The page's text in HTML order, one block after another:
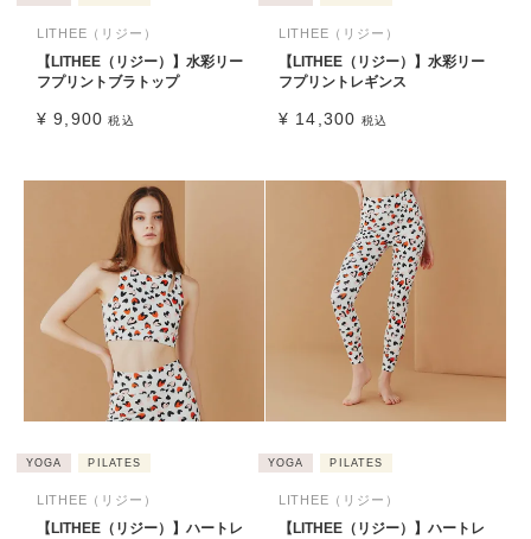
LITHEE（リジー）
【LITHEE（リジー）】水彩リー
フプリントブラトップ
¥ 9,900 税込
LITHEE（リジー）
【LITHEE（リジー）】水彩リー
フプリントレギンス
¥ 14,300 税込
YOGA PILATES
LITHEE（リジー）
【LITHEE（リジー）】ハートレ
YOGA PILATES
LITHEE（リジー）
【LITHEE（リジー）】ハートレ